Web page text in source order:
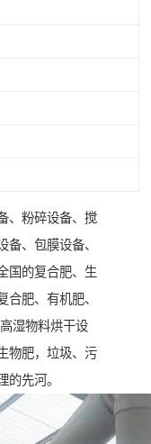
、粉碎设备、搅
、包膜设备、
国的复合肥、生
肥、有机肥、
湿物料烘干设
物肥，垃圾、污
先河。